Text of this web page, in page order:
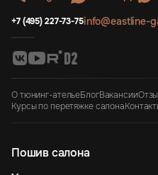
+7 (495) 227-73-75info@eastline-
О тюнинг-ательеБлогВакансии
Курсы по перетяжке салона
Пошив салона